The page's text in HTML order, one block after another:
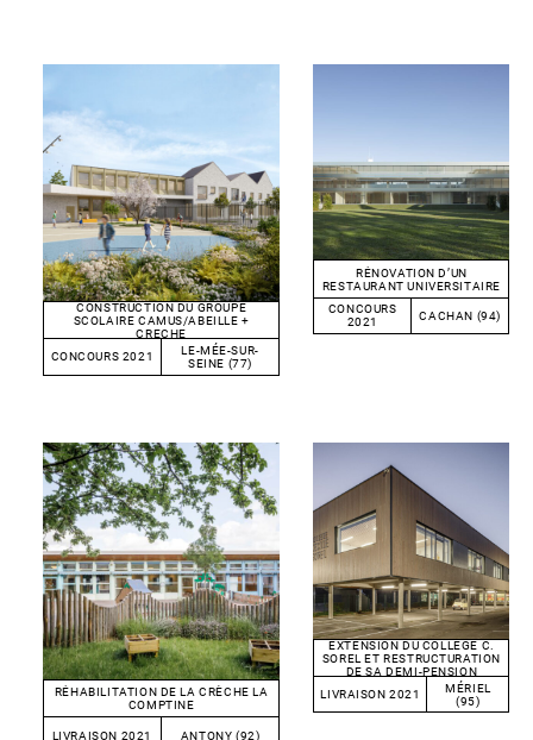
CONSTRUCTION DU GROUPE
SCOLAIRE CAMUS/ABEILLE +
CRECHE
CONCOURS 2021
LE-MÉE-SUR-
SEINE (77)
RÉNOVATION D’UN
RESTAURANT UNIVERSITAIRE
CONCOURS
2021
CACHAN (94)
RÉHABILITATION DE LA CRÈCHE LA
COMPTINE
LIVRAISON 2021 ANTONY (92)
EXTENSION DU COLLÈGE C.
SOREL ET RESTRUCTURATION
DE SA DEMI-PENSION
LIVRAISON 2021
MÉRIEL
(95)